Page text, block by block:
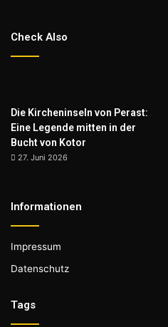
Check Also
Die Kircheninseln von Perast:
Eine Legende mitten in der
Bucht von Kotor
27. Juni 2026
Informationen
Impressum
Datenschutz
Tags